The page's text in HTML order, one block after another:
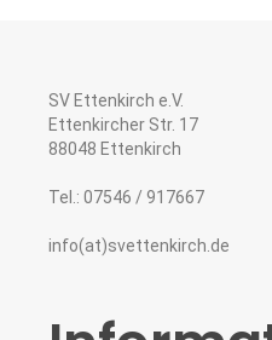
SV Ettenkirch e.V.
Ettenkircher Str. 17
88048 Ettenkirch
Tel.: 07546 / 917667
info(at)svettenkirch.de